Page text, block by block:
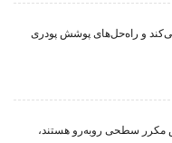
پِینت استانبول ۲۰۲۶ شرکت می‌کند و راه‌حل‌های پوشش پودری
مکرر سطحی روبه‌رو هستند،